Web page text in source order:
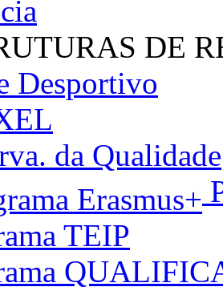
DE
Desportivo
da Qualidade
TEIP